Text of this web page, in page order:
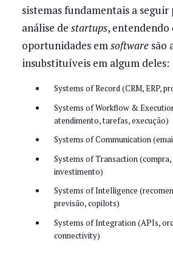
sistemas fundamentais a seguir
análise de startups, entendendo
oportunidades emsoftwaresão
insubstituíveis em algum deles:
Systems of Record (CRM, ERP,
Systems of Workflow &
atendimento, tarefas, execução)
Systems of Communication
Systems of Transaction
investimento)
Systems of Intelligence
previsão, copilots)
Systems of Integration (APIs,
connectivity)